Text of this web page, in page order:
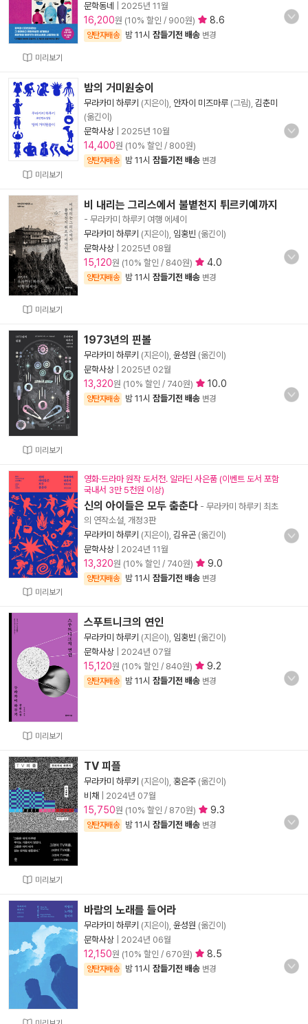
미리보기
문학동네
2025년 11월
16,200원 (10% 할인 / 900원) 8.6
양탄자배송 밤 11시 잠들기전 배송 변경
미리보기
밤의 거미원숭이
무라카미 하루키 (지은이), 안자이 미즈마루 (그림), 김춘미
(옮긴이)
문학사상
2025년 10월
14,400원 (10% 할인 / 800원)
양탄자배송 밤 11시 잠들기전 배송 변경
미리보기
비 내리는 그리스에서 불볕천지 튀르키예까지
- 무라카미 하루키 여행 에세이
무라카미 하루키 (지은이), 임홍빈 (옮긴이)
문학사상
2025년 08월
15,120원 (10% 할인 / 840원) 4.0
양탄자배송 밤 11시 잠들기전 배송 변경
미리보기
1973년의 핀볼
무라카미 하루키 (지은이), 윤성원 (옮긴이)
문학사상
2025년 02월
13,320원 (10% 할인 / 740원) 10.0
양탄자배송 밤 11시 잠들기전 배송 변경
미리보기
영화·드라마 원작 도서전. 알라딘 사은품 (이벤트 도서 포함
국내서 3만 5천원 이상)
신의 아이들은 모두 춤춘다 - 무라카미 하루키 최초
의 연작소설, 개정3판
무라카미 하루키 (지은이), 김유곤 (옮긴이)
문학사상
2024년 11월
13,320원 (10% 할인 / 740원) 9.0
양탄자배송 밤 11시 잠들기전 배송 변경
미리보기
스푸트니크의 연인
무라카미 하루키 (지은이), 임홍빈 (옮긴이)
문학사상
2024년 07월
15,120원 (10% 할인 / 840원) 9.2
양탄자배송 밤 11시 잠들기전 배송 변경
미리보기
TV 피플
무라카미 하루키 (지은이), 홍은주 (옮긴이)
비채
2024년 07월
15,750원 (10% 할인 / 870원) 9.3
양탄자배송 밤 11시 잠들기전 배송 변경
바람의 노래를 들어라
무라카미 하루키 (지은이), 윤성원 (옮긴이)
문학사상
2024년 06월
12,150원 (10% 할인 / 670원) 8.5
양탄자배송 밤 11시 잠들기전 배송 변경